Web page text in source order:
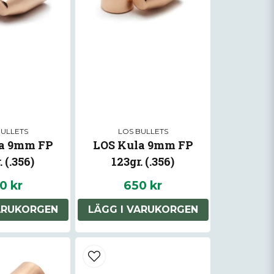
9mm FP
(.356)
kr
LOS BULLETS
LOS Kula 9mm FP
123gr. (.356)
650 kr
LÄGG I VARUKORGEN